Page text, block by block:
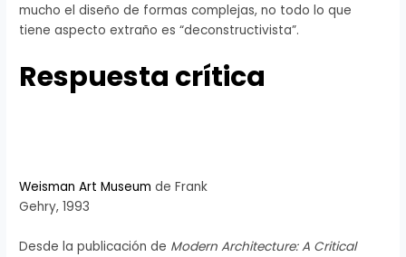
mucho el diseño de formas complejas, no todo lo que
tiene aspecto extraño es “deconstructivista”.
Respuesta crítica
Weisman Art Museum de Frank
Gehry, 1993
Desde la publicación de Modern Architecture: A Critical